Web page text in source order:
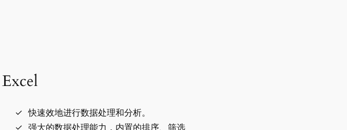
Excel
快速效地进行数据处理和分析。
强大的数据处理能力，内置的排序、筛选